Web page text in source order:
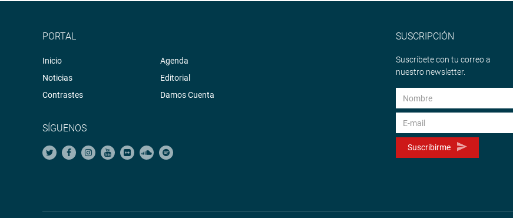
PORTAL
Inicio
Noticias
Contrastes
Agenda
Editorial
Damos Cuenta
SÍGUENOS
SUSCRIPCIÓN
Suscríbete con tu correo a
nuestro newsletter.
Suscribirme